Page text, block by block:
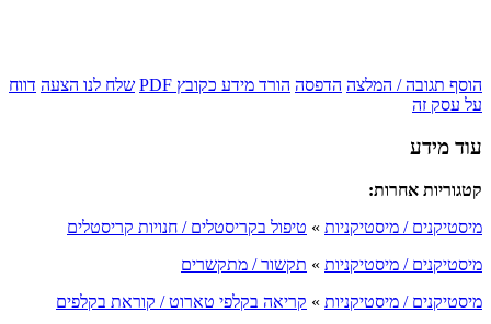
הוסף תגובה / המלצה הדפסה הורד מידע כקובץ PDF שלח לנו הצעה דווח
על עסק זה
עוד מידע
קטגוריות אחרות:
מיסטיקנים / מיסטיקניות » טיפול בקריסטלים / חנויות קריסטלים
מיסטיקנים / מיסטיקניות » תקשור / מתקשרים
מיסטיקנים / מיסטיקניות » קריאה בקלפי טארוט / קוראת בקלפים